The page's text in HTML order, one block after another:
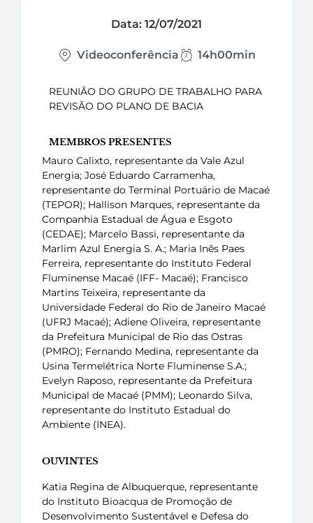
Data: 12/07/2021
Videoconferência 14h00min
REUNIÃO DO GRUPO DE TRABALHO PARA
REVISÃO DO PLANO DE BACIA
MEMBROS PRESENTES
Mauro Calixto, representante da Vale Azul
Energia; José Eduardo Carramenha,
representante do Terminal Portuário de Macaé
(TEPOR); Hallison Marques, representante da
Companhia Estadual de Água e Esgoto
(CEDAE); Marcelo Bassi, representante da
Marlim Azul Energia S. A.; Maria Inês Paes
Ferreira, representante do Instituto Federal
Fluminense Macaé (IFF- Macaé); Francisco
Martins Teixeira, representante da
Universidade Federal do Rio de Janeiro Macaé
(UFRJ Macaé); Adiene Oliveira, representante
da Prefeitura Municipal de Rio das Ostras
(PMRO); Fernando Medina, representante da
Usina Termelétrica Norte Fluminense S.A.;
Evelyn Raposo, representante da Prefeitura
Municipal de Macaé (PMM); Leonardo Silva,
representante do Instituto Estadual do
Ambiente (INEA).
OUVINTES
Katia Regina de Albuquerque, representante
do Instituto Bioacqua de Promoção de
Desenvolvimento Sustentável e Defesa do